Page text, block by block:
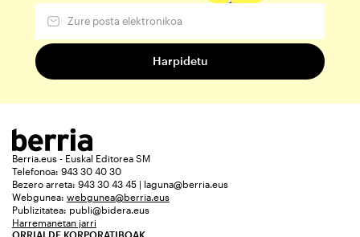
Berria.eus - Euskal Editorea SM
Telefonoa: 943 30 40 30
Bezero arreta: 943 30 43 45 | laguna@berria.eus
Webgunea: webgunea@berria.eus
Publizitatea: publi@bidera.eus
Harremanetan jarri
ORRIALDE KORPORATIBOAK